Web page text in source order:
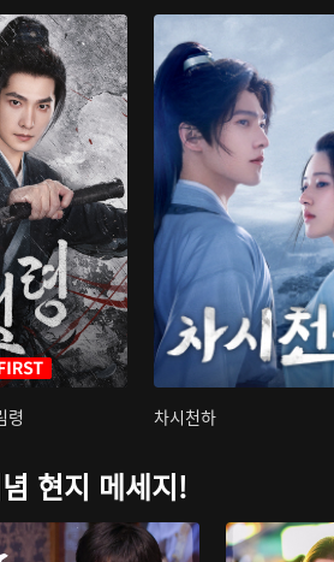
령 차시천하
현지 메세지!